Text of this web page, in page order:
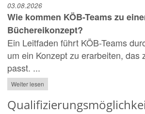
03.08.2026
Wie kommen KÖB-Teams zu
Büchereikonzept?
Ein Leitfaden führt KÖB-Teams
um ein Konzept zu erarbeiten, das
passt. ...
Weiter lesen